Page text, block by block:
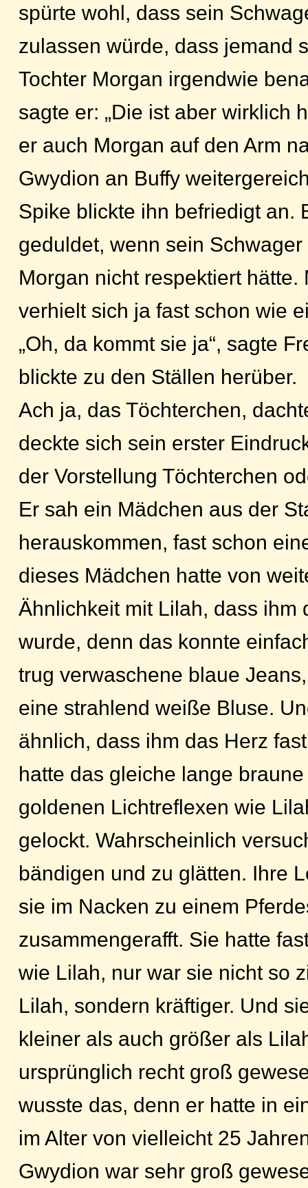
spürte wohl, dass sein
zulassen würde, dass jemand
Tochter Morgan irgendwie
sagte er: „Die ist aber wirklich
er auch Morgan auf den Arm
Gwydion an Buffy
Spike blickte ihn befriedigt an.
geduldet, wenn sein
Morgan nicht respektiert hätte.
verhielt sich ja fast schon wie
„Oh, da kommt sie ja“, sagte
blickte zu den Ställen herüber.
Ach ja, das Töchterchen,
deckte sich sein erster
der Vorstellung Töchterchen
Er sah ein Mädchen aus der
herauskommen, fast schon
dieses Mädchen hatte von
Ähnlichkeit mit Lilah, dass ihm
wurde, denn das konnte
trug verwaschene blaue
eine strahlend weiße Bluse.
ähnlich, dass ihm das Herz
hatte das gleiche lange
goldenen Lichtreflexen wie
gelockt. Wahrscheinlich
bändigen und zu glätten. Ihre
sie im Nacken zu einem
zusammengerafft. Sie hatte
wie Lilah, nur war sie nicht so
Lilah, sondern kräftiger. Und
kleiner als auch größer als
ursprünglich recht groß
wusste das, denn er hatte in
im Alter von vielleicht 25
Gwydion war sehr groß